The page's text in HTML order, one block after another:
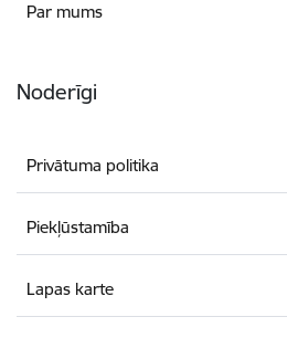
Par mums
Noderīgi
Privātuma politika
Piekļūstamība
Lapas karte